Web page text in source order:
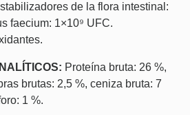
de la flora intestinal:
faecium: 1×10⁹ UFC.
Proteína bruta: 26 %,
brutas: 2,5 %, ceniza bruta: 7
1 %.